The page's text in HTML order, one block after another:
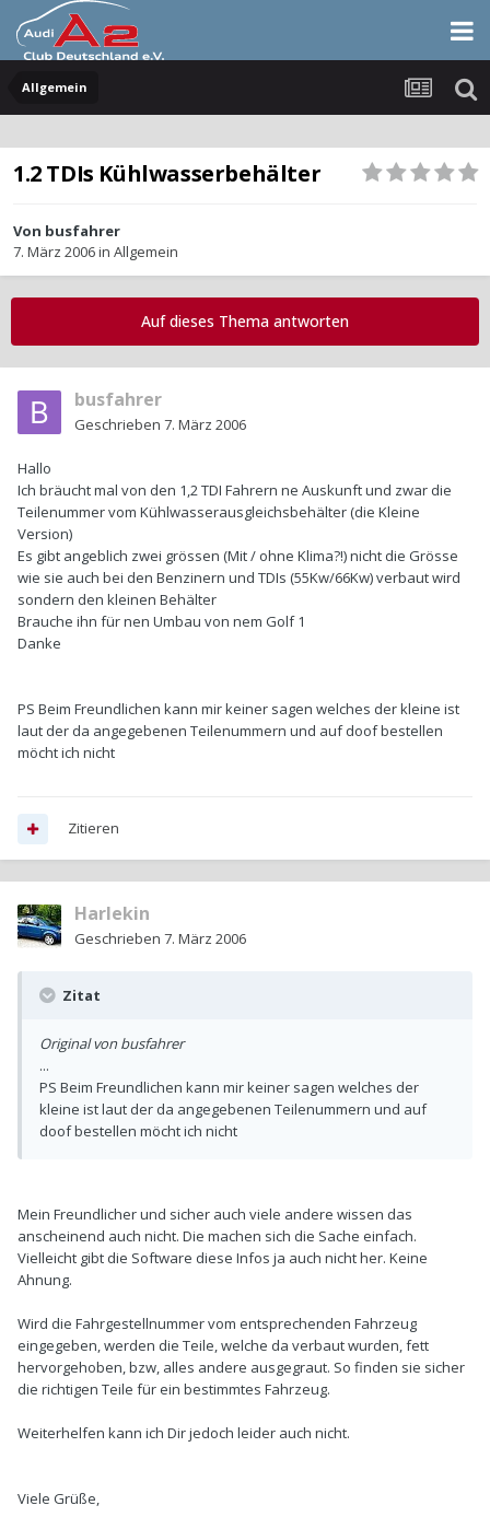
Allgemein
1.2 TDIs Kühlwasserbehälter
Von busfahrer
7. März 2006in Allgemein
Auf dieses Thema antworten
busfahrer
Geschrieben 7. März 2006
Hallo
Ich bräucht mal von den 1,2 TDI Fahrern ne Auskunft und zwar die
Teilenummer vom Kühlwasserausgleichsbehälter (die Kleine
Version)
Es gibt angeblich zwei grössen (Mit / ohne Klima?!) nicht die Grösse
wie sie auch bei den Benzinern und TDIs (55Kw/66Kw) verbaut wird
sondern den kleinen Behälter
Brauche ihn für nen Umbau von nem Golf 1
Danke
PS Beim Freundlichen kann mir keiner sagen welches der kleine ist
laut der da angegebenen Teilenummern und auf doof bestellen
möcht ich nicht
Zitieren
Harlekin
Geschrieben 7. März 2006
Zitat
Original von busfahrer
...
PS Beim Freundlichen kann mir keiner sagen welches der
kleine ist laut der da angegebenen Teilenummern und auf
doof bestellen möcht ich nicht
Mein Freundlicher und sicher auch viele andere wissen das
anscheinend auch nicht. Die machen sich die Sache einfach.
Vielleicht gibt die Software diese Infos ja auch nicht her. Keine
Ahnung.
Wird die Fahrgestellnummer vom entsprechenden Fahrzeug
eingegeben, werden die Teile, welche da verbaut wurden, fett
hervorgehoben, bzw, alles andere ausgegraut. So finden sie sicher
die richtigen Teile für ein bestimmtes Fahrzeug.
Weiterhelfen kann ich Dir jedoch leider auch nicht.
Viele Grüße,